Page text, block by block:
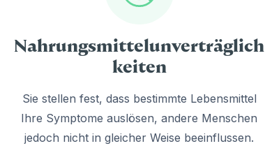
Nahrungsmittelunverträglich
keiten
Sie stellen fest, dass bestimmte Lebensmittel
Ihre Symptome auslösen, andere Menschen
jedoch nicht in gleicher Weise beeinflussen.